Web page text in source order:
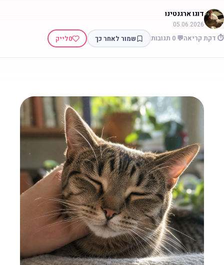
דוגו ארגנטינו
05.06.2026
דקת קריאה💬 0 תגובות שמור לאחר כך 0לייק